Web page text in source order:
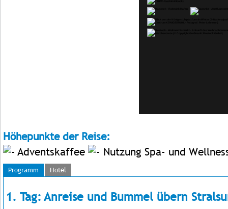
Höhepunkte der Reise:
Adventskaffee
Nutzung Spa- und
Programm Hotel
1. Tag: Anreise und Bummel übern